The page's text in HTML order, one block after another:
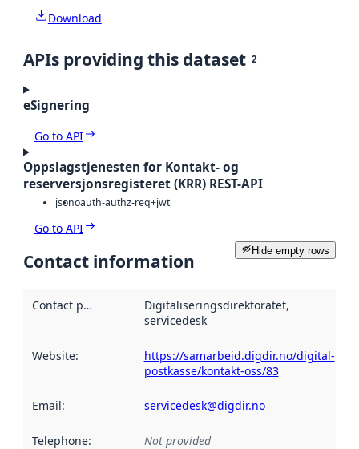
Download
APIs providing this dataset 2
eSignering
Go to API
Oppslagstjenesten for Kontakt- og
reserversjonsregisteret (KRR) REST-API
jsonoauth-authz-req+jwt
Go to API
Hide empty rows
Contact information
Contact point
Digitaliseringsdirektoratet,
servicedesk
Website:
https://samarbeid.digdir.no/digital-
postkasse/kontakt-oss/83
Email: servicedesk@digdir.no
Telephone: Not provided